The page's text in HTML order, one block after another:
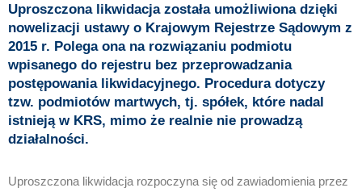
Uproszczona likwidacja została umożliwiona dzięki
nowelizacji ustawy o Krajowym Rejestrze Sądowym z
2015 r. Polega ona na rozwiązaniu podmiotu
wpisanego do rejestru bez przeprowadzania
postępowania likwidacyjnego. Procedura dotyczy
tzw. podmiotów martwych, tj. spółek, które nadal
istnieją w KRS, mimo że realnie nie prowadzą
działalności.
Uproszczona likwidacja rozpoczyna się od zawiadomienia przez